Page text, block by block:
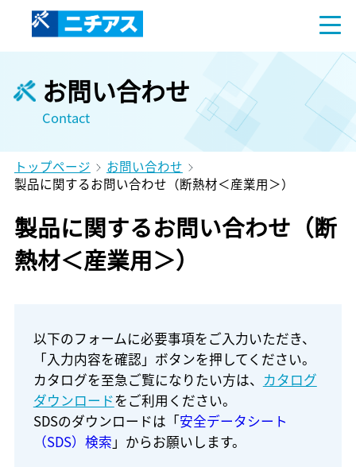
お問い合わせ
Contact
トップページ
お問い合わせ
製品に関するお問い合わせ（断熱材＜産業用＞）
製品に関するお問い合わせ（断
熱材＜産業用＞）
以下のフォームに必要事項をご入力いただき、
「入力内容を確認」ボタンを押してください。
カタログを至急ご覧になりたい方は、 カタログ
ダウンロードをご利用ください。
SDSのダウンロードは「安全データシート
（SDS）検索 」からお願いします。